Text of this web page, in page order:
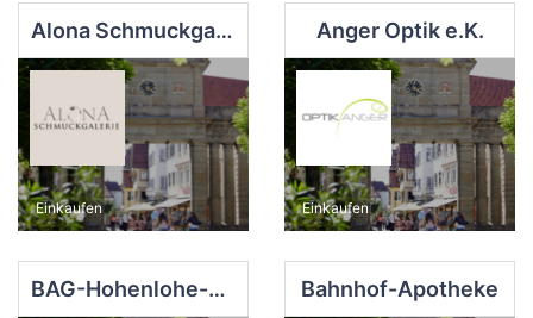
Alona Schmuckgalerie
Einkaufen
Anger Optik e.K.
Einkaufen
BAG-Hohenlohe-Raiffeisen Bahnhof-Apotheke